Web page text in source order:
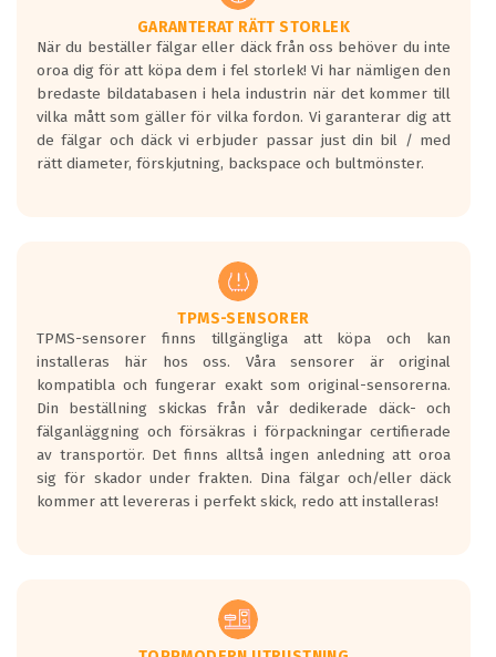
rullmotståndets ljud överträffa
motorljudet.
På däckmärkningen kommer det finnas
en symbol av ett däck med vågar. Hög
bullernivå markeras med svarta vågor
medans de vita vågorna påvisar om det är
ett tyst däck.
regelverket som introduceras år 2016.
Ett däck med två svarta vågor är redan
godkända för år 2016 nya regelverk.
Ett däck med en svart våg kommer vara
minst tre decibel tystare än det
regelverk som börjar gälla 2016.
GARANTERAT RÄTT STORLEK
När du beställer fälgar eller däck från oss behöver du inte
oroa dig för att köpa dem i fel storlek! Vi har nämligen den
bredaste bildatabasen i hela industrin när det kommer till
vilka mått som gäller för vilka fordon. Vi garanterar dig att
de fälgar och däck vi erbjuder passar just din bil / med
rätt diameter, förskjutning, backspace och bultmönster.
TPMS-SENSORER
TPMS-sensorer finns tillgängliga att köpa och kan
installeras här hos oss. Våra sensorer är original
kompatibla och fungerar exakt som original-sensorerna.
Din beställning skickas från vår dedikerade däck- och
fälganläggning och försäkras i förpackningar certifierade
av transportör. Det finns alltså ingen anledning att oroa
sig för skador under frakten. Dina fälgar och/eller däck
kommer att levereras i perfekt skick, redo att installeras!